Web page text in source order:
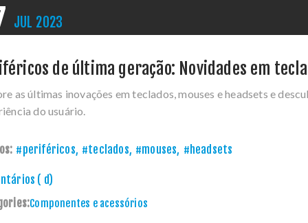
JUL 2023
de última geração: Novidades em
as últimas inovações em teclados, mouses e headsets e
do usuário.
#periféricos, #teclados, #mouses, #headsets
( d)
Componentes e acessórios